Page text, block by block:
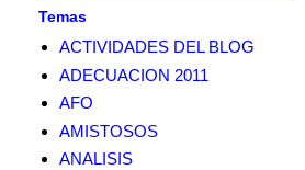
Temas
ACTIVIDADES DEL BLOG
ADECUACION 2011
AFO
AMISTOSOS
ANALISIS